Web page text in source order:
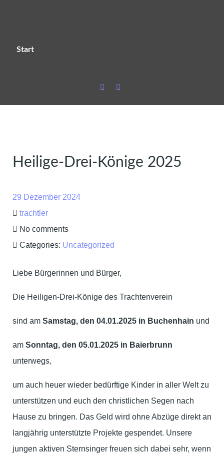
Start
Heilige-Drei-Könige 2025
29 Dezember 2024
trachtler
No comments
Categories: Uncategorized
Liebe Bürgerinnen und Bürger,
Die Heiligen-Drei-Könige des Trachtenverein
sind am Samstag, den 04.01.2025 in Buchenhain und
am Sonntag, den 05.01.2025 in Baierbrunn
unterwegs,
um auch heuer wieder bedürftige Kinder in aller Welt zu
unterstützen und euch den christlichen Segen nach
Hause zu bringen. Das Geld wird ohne Abzüge direkt an
langjährig unterstützte Projekte gespendet. Unsere
jungen aktiven Sternsinger freuen sich dabei sehr, wenn